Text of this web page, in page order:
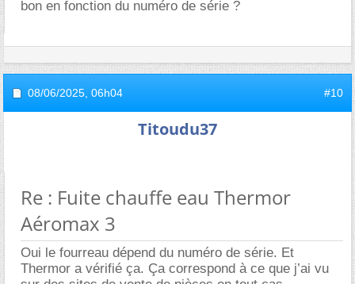
bon en fonction du numéro de série ?
08/06/2025, 06h04 #10
Titoudu37
Re : Fuite chauffe eau Thermor
Aéromax 3
Oui le fourreau dépend du numéro de série. Et
Thermor a vérifié ça. Ça correspond à ce que j’ai vu